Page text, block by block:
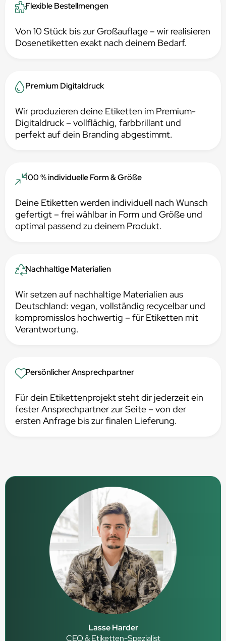
Flexible Bestellmengen
Von 10 Stück bis zur Großauflage – wir realisieren
Dosenetiketten exakt nach deinem Bedarf.
Premium Digitaldruck
Wir produzieren deine Etiketten im Premium-
Digitaldruck – vollflächig, farbbrillant und
perfekt auf dein Branding abgestimmt.
100 % individuelle Form & Größe
Deine Etiketten werden individuell nach Wunsch
gefertigt – frei wählbar in Form und Größe und
optimal passend zu deinem Produkt.
Nachhaltige Materialien
Wir setzen auf nachhaltige Materialien aus
Deutschland: vegan, vollständig recycelbar und
kompromisslos hochwertig – für Etiketten mit
Verantwortung.
Persönlicher Ansprechpartner
Für dein Etikettenprojekt steht dir jederzeit ein
fester Ansprechpartner zur Seite – von der
ersten Anfrage bis zur finalen Lieferung.
Lasse Harder
CEO & Etiketten-Spezialist